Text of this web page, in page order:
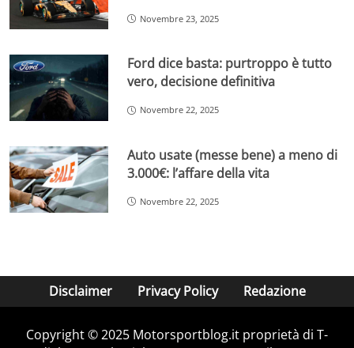
Novembre 23, 2025
Ford dice basta: purtroppo è tutto
vero, decisione definitiva
Novembre 22, 2025
Auto usate (messe bene) a meno di
3.000€: l’affare della vita
Novembre 22, 2025
Disclaimer Privacy Policy Redazione
Copyright © 2025 Motorsportblog.it proprietà di T-